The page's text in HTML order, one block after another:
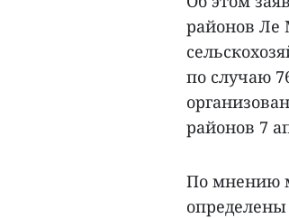
районов Ле
по случаю
районов 7
По мнению